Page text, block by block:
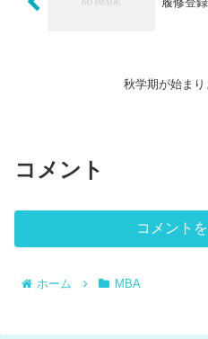
秋学期が始まり
コメント
コメント
ホーム MBA